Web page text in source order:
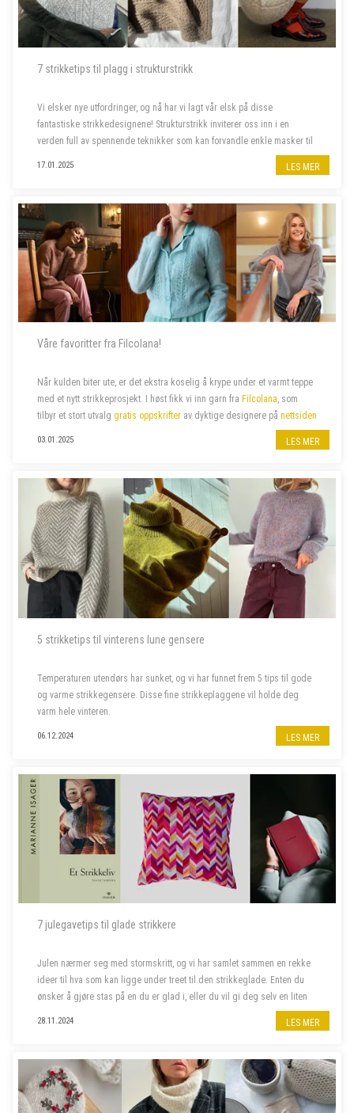
7 strikketips til plagg i strukturstrikk
Vi elsker nye utfordringer, og nå har vi lagt vår elsk på disse
fantastiske strikkedesignene! Strukturstrikk inviterer oss inn i en
verden full av spennende teknikker som kan forvandle enkle masker til
imponerende plagg. Dette er prosjektene som skal på våre pinner
17.01.2025 LES MER
Våre favoritter fra Filcolana!
Når kulden biter ute, er det ekstra koselig å krype under et varmt teppe
med et nytt strikkeprosjekt. I høst fikk vi inn garn fra Filcolana , som
tilbyr et stort utvalg gratis oppskrifter av dyktige designere på nettsiden
03.01.2025 LES MER
5 strikketips til vinterens lune gensere
Temperaturen utendørs har sunket, og vi har funnet frem 5 tips til gode
og varme strikkegensere. Disse fine strikkeplaggene vil holde deg
varm hele vinteren.
06.12.2024 LES MER
7 julegavetips til glade strikkere
Julen nærmer seg med stormskritt, og vi har samlet sammen en rekke
ideer til hva som kan ligge under treet til den strikkeglade. Enten du
ønsker å gjøre stas på en du er glad i, eller du vil gi deg selv en liten
28.11.2024 LES MER